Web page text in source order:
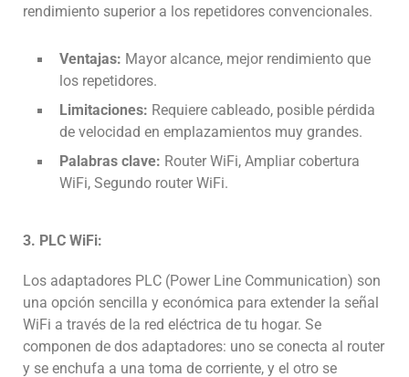
rendimiento superior a los repetidores convencionales.
Ventajas: Mayor alcance, mejor rendimiento que
los repetidores.
Limitaciones: Requiere cableado, posible pérdida
de velocidad en emplazamientos muy grandes.
Palabras clave: Router WiFi, Ampliar cobertura
WiFi, Segundo router WiFi.
3. PLC WiFi:
Los adaptadores PLC (Power Line Communication) son
una opción sencilla y económica para extender la señal
WiFi a través de la red eléctrica de tu hogar. Se
componen de dos adaptadores: uno se conecta al router
y se enchufa a una toma de corriente, y el otro se